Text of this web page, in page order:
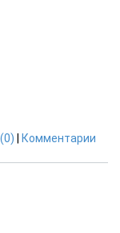
Комментарии